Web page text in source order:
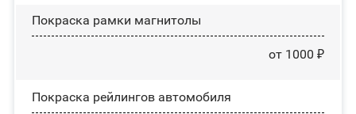
Покраска рамки магнитолы
от 1000 ₽
Покраска рейлингов автомобиля